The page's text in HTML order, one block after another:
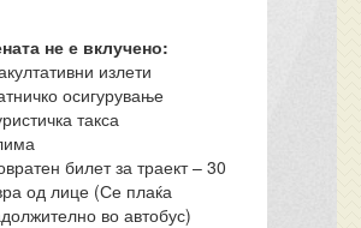
не е вклучено:
излети
осигурување
такса
билет за траект – 30
од лице (Се плаќа
во автобус)